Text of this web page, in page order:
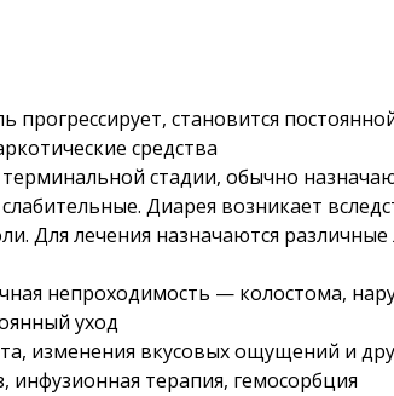
становится
средства
стадии, обычно
Диарея возникает
Для лечения назначаются
непроходимость — колостома,
уход
изменения вкусовых ощущений и
терапия, гемосорбция